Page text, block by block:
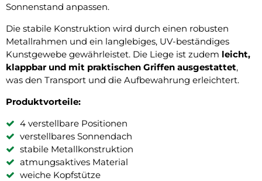
Sonnenstand anpassen.
Die stabile Konstruktion wird durch einen robusten
Metallrahmen und ein langlebiges, UV-beständiges
Kunstgewebe gewährleistet. Die Liege ist zudem leicht,
klappbar und mit praktischen Griffen ausgestattet,
was den Transport und die Aufbewahrung erleichtert.
Produktvorteile:
4 verstellbare Positionen
verstellbares Sonnendach
stabile Metallkonstruktion
atmungsaktives Material
weiche Kopfstütze